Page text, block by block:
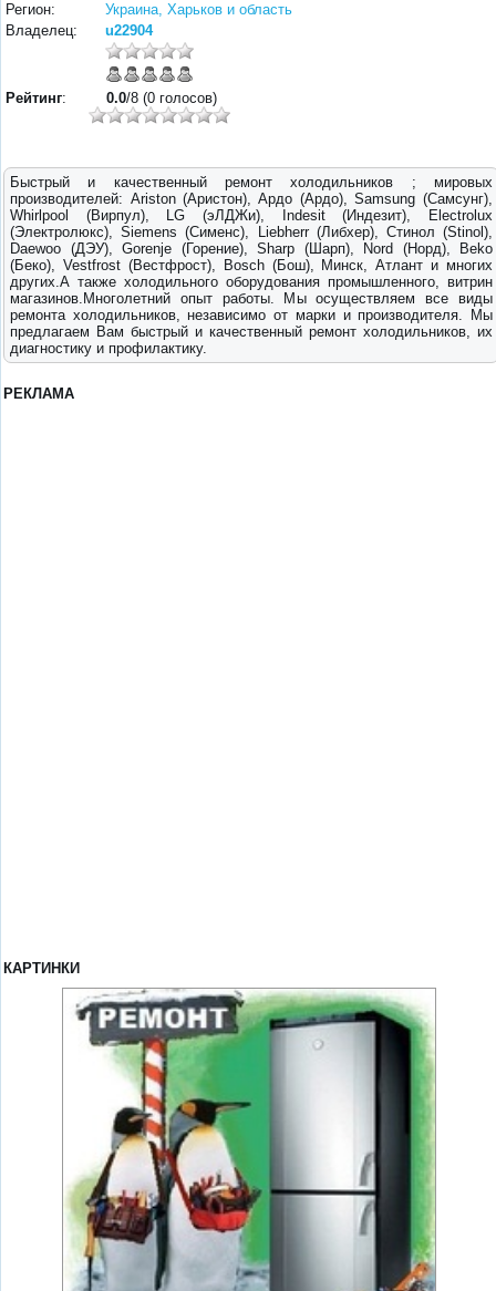
Регион:
Украина, Харьков и область
Владелец:
u22904
Рейтинг: 0.0/8 (0 голосов)
Быстрый и качественный ремонт холодильников ; мировых
производителей: Ariston (Аристон), Aрдо (Ардо), Samsung (Самсунг),
Whirlpool (Вирпул), LG (эЛДЖи), Indesit (Индезит), Electrolux
(Электролюкс), Siemens (Сименс), Liebherr (Либхер), Стинол (Stinol),
Daewoo (ДЭУ), Gorenje (Горение), Sharp (Шарп), Nord (Норд), Beko
(Беко), Vestfrost (Вестфрост), Bosch (Бош), Минск, Атлант и многих
других.А также холодильного оборудования промышленного, витрин
магазинов.Многолетний опыт работы. Мы осуществляем все виды
ремонта холодильников, независимо от марки и производителя. Мы
предлагаем Вам быстрый и качественный ремонт холодильников, их
диагностику и профилактику.
РЕКЛАМА
КАРТИНКИ